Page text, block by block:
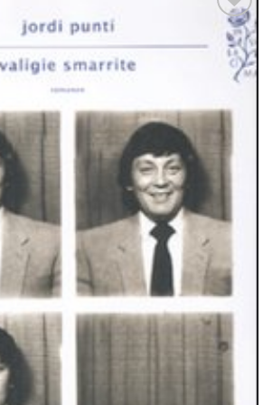
Aggiungi
alla lista
desideri